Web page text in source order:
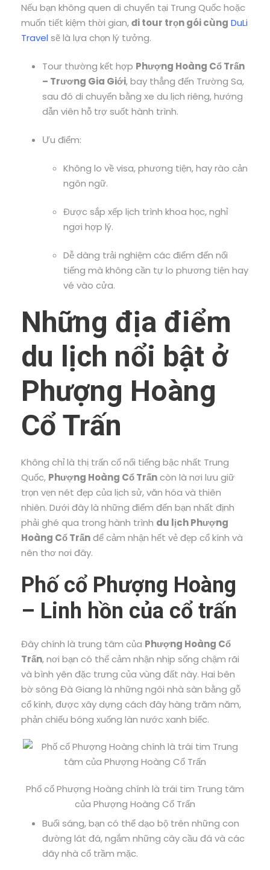
Nếu bạn không quen di chuyển tại Trung Quốc hoặc
muốn tiết kiệm thời gian,đi tour trọn gói cùng DuLi
Travel sẽ là lựa chọn lý tưởng.
Tour thường kết hợp Phượng Hoàng Cổ Trấn
– Trương Gia Giới, bay thẳng đến Trường Sa,
sau đó di chuyển bằng xe du lịch riêng, hướng
dẫn viên hỗ trợ suốt hành trình.
Ưu điểm:
Không lo về visa, phương tiện, hay rào cản
ngôn ngữ.
Được sắp xếp lịch trình khoa học, nghỉ
ngơi hợp lý.
Dễ dàng trải nghiệm các điểm đến nổi
tiếng mà không cần tự lo phương tiện hay
vé vào cửa.
Những địa điểm
du lịch nổi bật ở
Phượng Hoàng
Cổ Trấn
Không chỉ là thị trấn cổ nổi tiếng bậc nhất Trung
Quốc, Phượng Hoàng Cổ Trấncòn là nơi lưu giữ
trọn vẹn nét đẹp của lịch sử, văn hóa và thiên
nhiên. Dưới đây là những điểm đến bạn nhất định
phải ghé qua trong hành trình du lịch Phượng
Hoàng Cổ Trấnđể cảm nhận hết vẻ đẹp cổ kính và
nên thơ nơi đây.
Phố cổ Phượng Hoàng
– Linh hồn của cổ trấn
Đây chính là trung tâm của Phượng Hoàng Cổ
Trấn, nơi bạn có thể cảm nhận nhịp sống chậm rãi
và bình yên đặc trưng của vùng đất này. Hai bên
bờ sông Đà Giang là những ngôi nhà sàn bằng gỗ
cổ kính, được xây dựng cách đây hàng trăm năm,
phản chiếu bóng xuống làn nước xanh biếc.
Phố cổ Phượng Hoàng chính là trái tim Trung tâm
của Phượng Hoàng Cổ Trấn
Buổi sáng, bạn có thể dạo bộ trên những con
đường lát đá, ngắm những cây cầu đá và các
dãy nhà cổ trầm mặc.